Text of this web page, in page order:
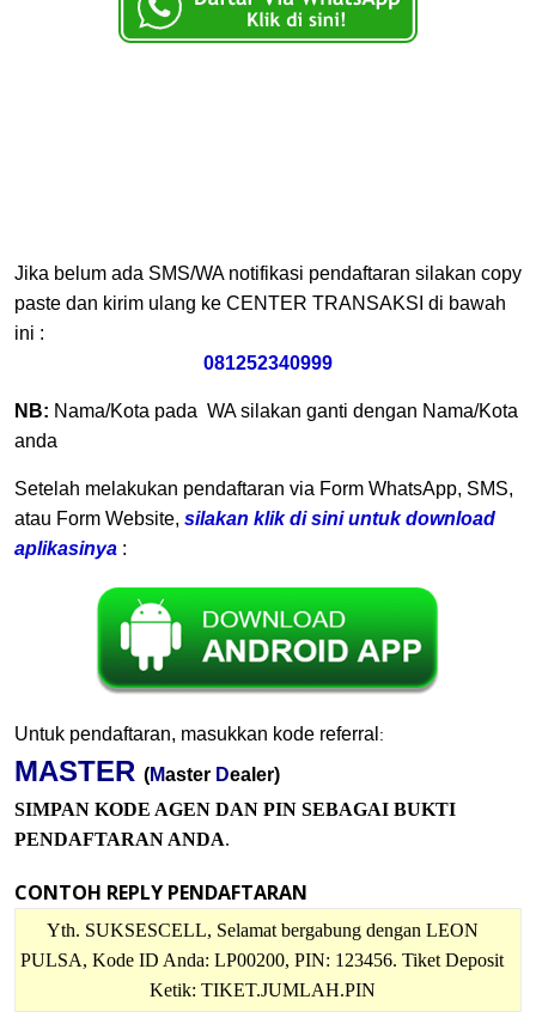
Jika belum ada SMS/WA notifikasi pendaftaran silakan copy
paste dan kirim ulang ke CENTER TRANSAKSI di bawah
ini :
081252340999
NB: Nama/Kota pada WA silakan ganti dengan Nama/Kota
anda
Setelah melakukan pendaftaran via Form WhatsApp, SMS,
atau Form Website, silakan klik di sini untuk download
aplikasinya :
Untuk pendaftaran, masukkan kode referral :
MASTER (Master Dealer)
SIMPAN KODE AGEN DAN PIN SEBAGAI BUKTI
PENDAFTARAN ANDA.
CONTOH REPLY PENDAFTARAN
Yth. SUKSESCELL, Selamat bergabung dengan LEON
PULSA, Kode ID Anda: LP00200, PIN: 123456. Tiket Deposit
Ketik: TIKET.JUMLAH.PIN